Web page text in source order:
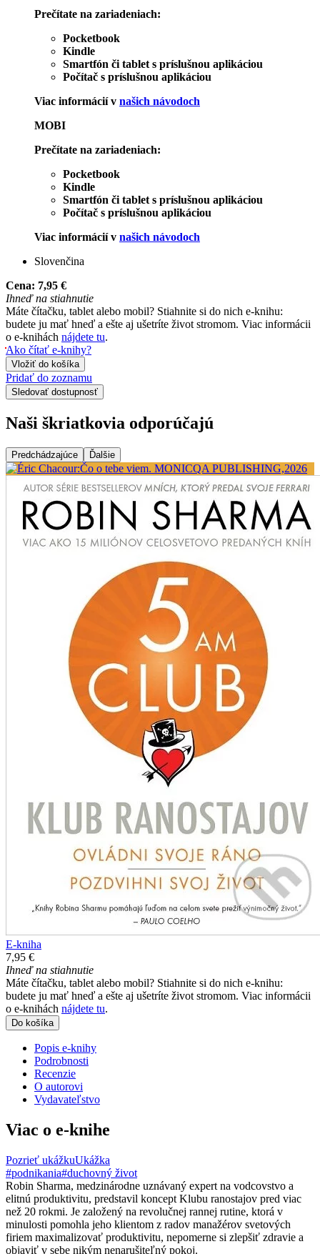
Prečítate na zariadeniach:
Pocketbook
Kindle
Smartfón či tablet s príslušnou aplikáciou
Počítač s príslušnou aplikáciou
Viac informácií v našich návodoch
MOBI
Prečítate na zariadeniach:
Pocketbook
Kindle
Smartfón či tablet s príslušnou aplikáciou
Počítač s príslušnou aplikáciou
Viac informácií v našich návodoch
Slovenčina
Cena: 7,95 €
Ihneď na stiahnutie
Máte čítačku, tablet alebo mobil? Stiahnite si do nich e-knihu:
budete ju mať hneď a ešte aj ušetríte život stromom. Viac informácii
o e-knihách nájdete tu.
Ako čítať e-knihy?
Vložiť do košíka
Pridať do zoznamu
Sledovať dostupnosť
Naši škriatkovia odporúčajú
Predchádzajúce Ďalšie
E-kniha
7,95 €
Ihneď na stiahnutie
Máte čítačku, tablet alebo mobil? Stiahnite si do nich e-knihu:
budete ju mať hneď a ešte aj ušetríte život stromom. Viac informácii
o e-knihách nájdete tu.
Do košíka
Popis e-knihy
Podrobnosti
Recenzie
O autorovi
Vydavateľstvo
Viac o e-knihe
Pozrieť ukážkuUkážka
#podnikania#duchovný život
Robin Sharma, medzinárodne uznávaný expert na vodcovstvo a
elitnú produktivitu, predstavil koncept Klubu ranostajov pred viac
než 20 rokmi. Je založený na revolučnej rannej rutine, ktorá v
minulosti pomohla jeho klientom z radov manažérov svetových
firiem maximalizovať produktivitu, nepomerne si zlepšiť zdravie a
objaviť v sebe nikým nenarušiteľný pokoj.